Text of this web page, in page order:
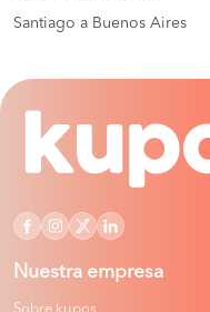
Santiago a Buenos Aires
Nuestra empresa
Sobre kupos